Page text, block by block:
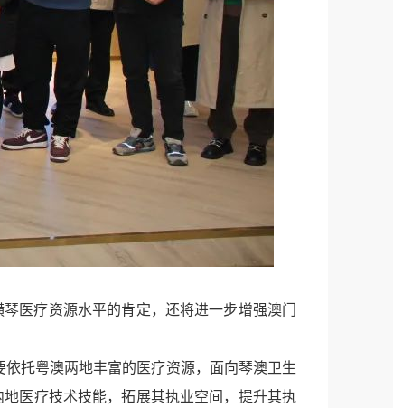
疗资源水平的肯定，还将进一步增强澳门
托粤澳两地丰富的医疗资源，面向琴澳卫生
医疗技术技能，拓展其执业空间，提升其执